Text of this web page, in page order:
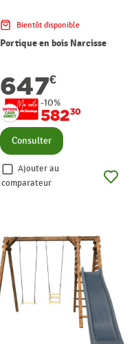
Bientôt disponible
Portique en bois Narcisse
647€
-10%
58230
Consulter
Ajouter au
comparateur